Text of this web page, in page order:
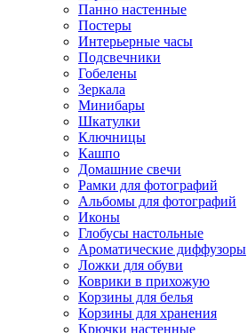
Панно настенные
Постеры
Интерьерные часы
Подсвечники
Гобелены
Зеркала
Минибары
Шкатулки
Ключницы
Кашпо
Домашние свечи
Рамки для фотографий
Альбомы для фотографий
Иконы
Глобусы настольные
Ароматические диффузоры
Ложки для обуви
Коврики в прихожую
Корзины для белья
Корзины для хранения
Крючки настенные